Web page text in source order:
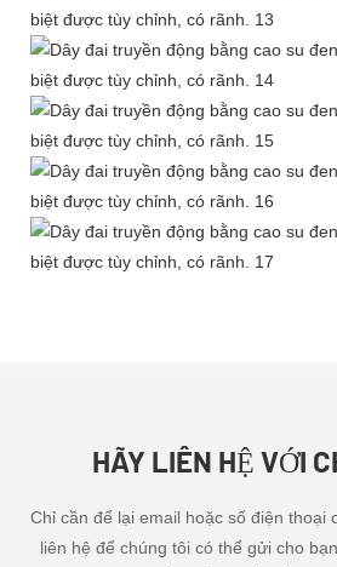
HÃY LIÊN HỆ VỚI
Chỉ cần để lại email hoặc số điện thoại
liên hệ để chúng tôi có thể gửi cho